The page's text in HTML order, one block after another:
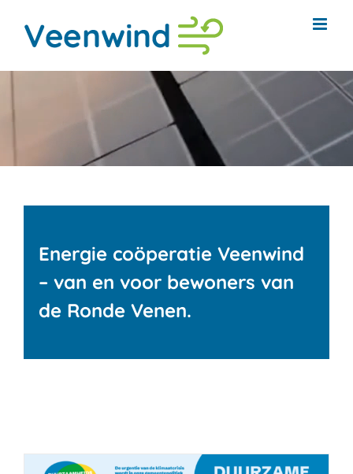
naar
inhoud
Energie coöperatie Veenwind
– van en voor bewoners van
de Ronde Venen.